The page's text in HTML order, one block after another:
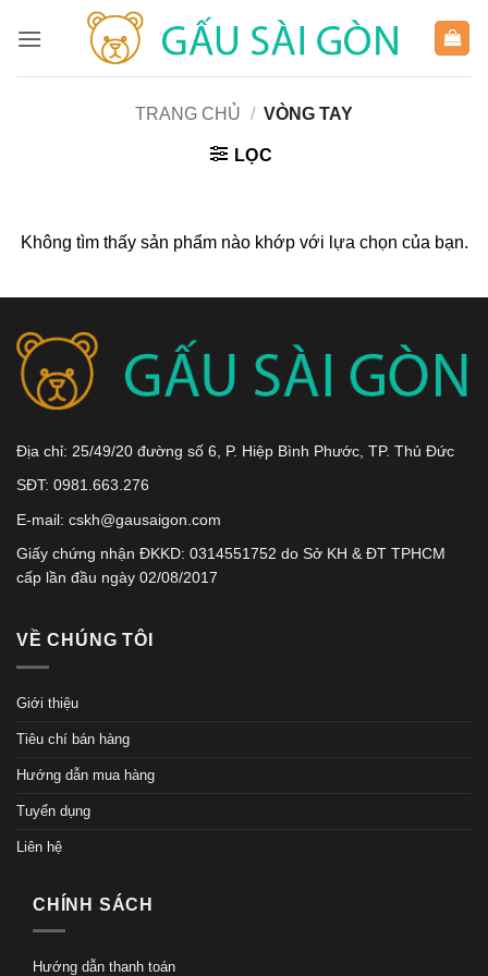
qua
TRANG CHỦ / VÒNG TAY
LỌC
Không tìm thấy sản phẩm nào khớp với lựa chọn của bạn.
Địa chỉ: 25/49/20 đường số 6, P. Hiệp Bình Phước, TP. Thủ Đức
SĐT: 0981.663.276
E-mail: cskh@gausaigon.com
Giấy chứng nhận ĐKKD: 0314551752 do Sở KH & ĐT TPHCM
cấp lần đầu ngày 02/08/2017
VỀ CHÚNG TÔI
Giới thiệu
Tiêu chí bán hàng
Hướng dẫn mua hàng
Tuyển dụng
Liên hệ
CHÍNH SÁCH
Hướng dẫn thanh toán